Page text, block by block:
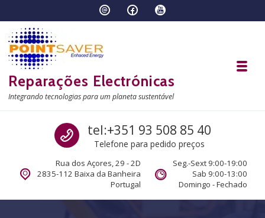
Reparações Electrónicas
Integrando tecnologias para um planeta sustentável
Call us
tel:+351 93 508 85 40
Telefone para pedido preços
Rua dos Açores, 29 - 2D
2835-112 Baixa da Banheira
Portugal
Seg.-Sext 9:00-19:00
Sab 9:00-13:00
Domingo - Fechado